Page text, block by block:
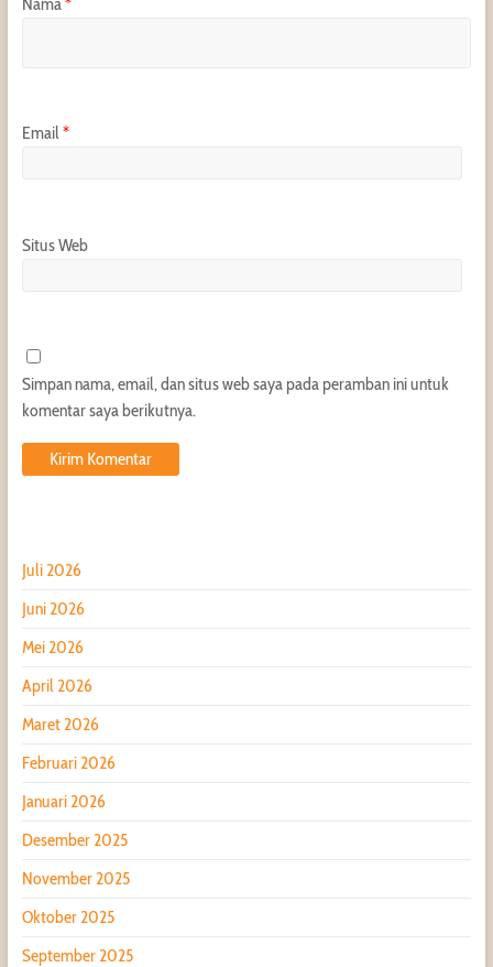
Email*
Situs Web
Simpan nama, email, dan situs web saya pada peramban ini untuk
komentar saya berikutnya.
Juli 2026
Juni 2026
Mei 2026
April 2026
Maret 2026
Februari 2026
Januari 2026
Desember 2025
November 2025
Oktober 2025
September 2025